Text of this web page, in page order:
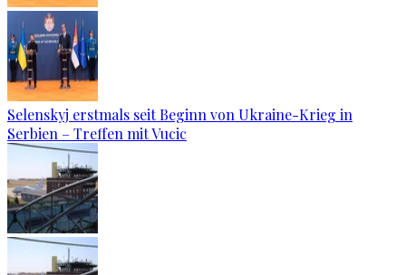
Selenskyj erstmals seit Beginn von Ukraine-Krieg in
Serbien – Treffen mit Vucic